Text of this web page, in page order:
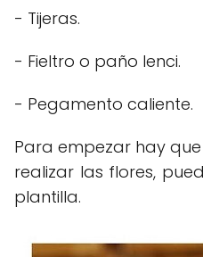
- Tijeras.
- Fieltro o paño lenci.
- Pegamento caliente.
Para empezar hay
realizar las flores,
plantilla.